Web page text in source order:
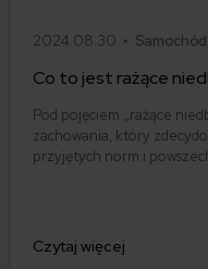
2024.08.30 • Samochód
Co to jest rażące
Pod pojęciem ,,rażące
zachowania, który
przyjętych norm i
ubezpieczyciel może nie
Czytaj więcej